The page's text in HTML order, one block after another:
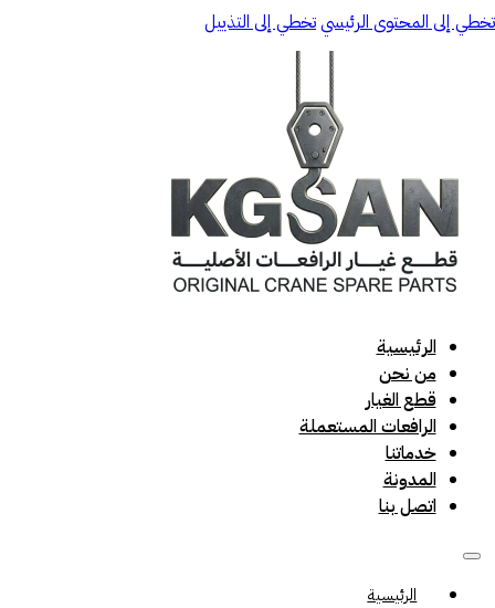
تخطي إلى المحتوى الرئيسيتخطي إلى التذييل
الرئيسية
من نحن
قطع الغيار
الرافعات المستعملة
خدماتنا
المدونة
اتصل بنا
الرئيسية